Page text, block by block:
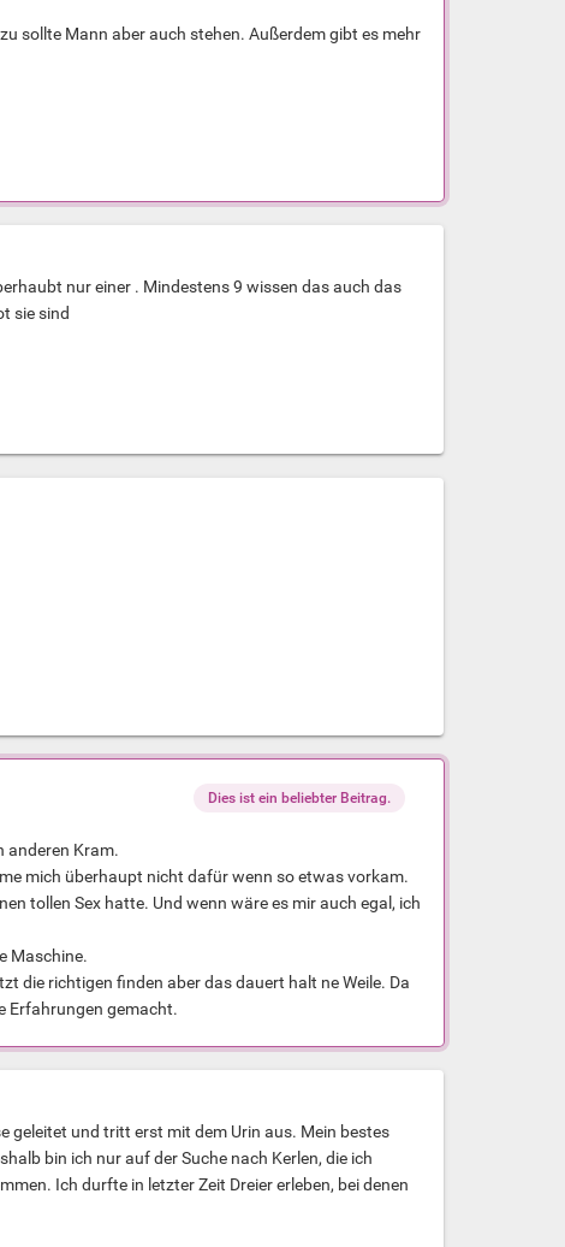
sollte Mann aber auch stehen. Außerdem gibt es mehr
nur einer . Mindestens 9 wissen das auch das
sie sind
Dies ist ein beliebter Beitrag.
anderen Kram.
mich überhaupt nicht dafür wenn so etwas vorkam.
tollen Sex hatte. Und wenn wäre es mir auch egal, ich
Maschine.
die richtigen finden aber das dauert halt ne Weile. Da
Erfahrungen gemacht.
geleitet und tritt erst mit dem Urin aus. Mein bestes
bin ich nur auf der Suche nach Kerlen, die ich
Ich durfte in letzter Zeit Dreier erleben, bei denen